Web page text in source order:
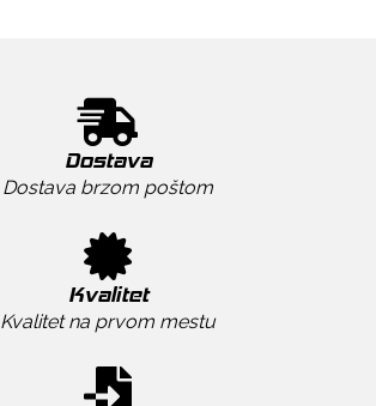
Dostava
Dostava brzom poštom
Kvalitet
Kvalitet na prvom mestu